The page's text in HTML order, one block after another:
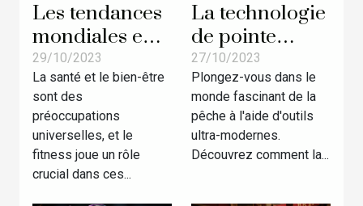
Les tendances
mondiales en
matière de
fitness et ce
que cela
signifie pour
votre santé
29/10/2023
La santé et le bien-être
sont des
préoccupations
universelles, et le
fitness joue un rôle
crucial dans ces...
La technologie
de pointe
derrière la
fabrication de
leurres
27/10/2023
Plongez-vous dans le
monde fascinant de la
pêche à l'aide d'outils
ultra-modernes.
Découvrez comment la...